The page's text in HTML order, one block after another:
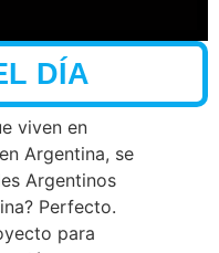
DÍA
viven en
Argentina, se
Argentinos
Perfecto.
para